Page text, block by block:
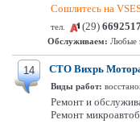
Сошлитесь на
тел. (29)
Обслуживаем: Любые
14 СТО Вихрь
Виды работ:
Ремонт и
Ремонт